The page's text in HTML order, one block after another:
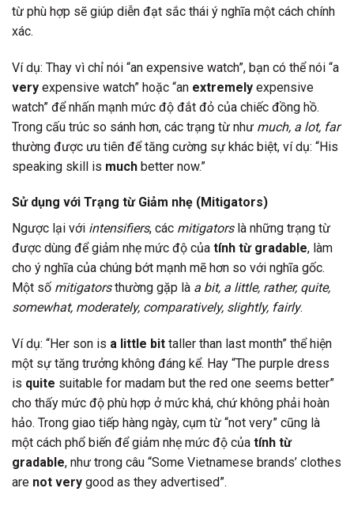
từ phù hợp sẽ giúp diễn đạt sắc thái ý nghĩa một cách chính
xác.
Ví dụ: Thay vì chỉ nói “an expensive watch”, bạn có thể nói “a
very expensive watch” hoặc “an extremely expensive
watch” để nhấn mạnh mức độ đắt đỏ của chiếc đồng hồ.
Trong cấu trúc so sánh hơn, các trạng từ như much, a lot, far
thường được ưu tiên để tăng cường sự khác biệt, ví dụ: “His
speaking skill is much better now.”
Sử dụng với Trạng từ Giảm nhẹ (Mitigators)
Ngược lại với intensifiers, các mitigatorslà những trạng từ
được dùng để giảm nhẹ mức độ của tính từ gradable, làm
cho ý nghĩa của chúng bớt mạnh mẽ hơn so với nghĩa gốc.
Một số mitigatorsthường gặp là a bit, a little, rather, quite,
somewhat, moderately, comparatively, slightly, fairly.
Ví dụ: “Her son is a little bit taller than last month” thể hiện
một sự tăng trưởng không đáng kể. Hay “The purple dress
is quite suitable for madam but the red one seems better”
cho thấy mức độ phù hợp ở mức khá, chứ không phải hoàn
hảo. Trong giao tiếp hàng ngày, cụm từ “not very” cũng là
một cách phổ biến để giảm nhẹ mức độ của tính từ
gradable, như trong câu “Some Vietnamese brands’ clothes
are not very good as they advertised”.